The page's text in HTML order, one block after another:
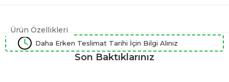
Ürün Özellikleri
Daha Erken Teslimat Tarihi İçin Bilgi Alınız
Son Baktıklarınız